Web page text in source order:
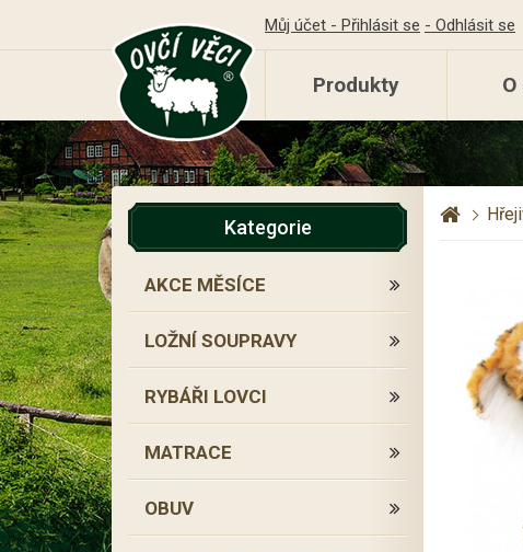
Můj účet - Přihlásit se - Odhlásit se
Produkty
Kategorie
AKCE MĚSÍCE
LOŽNÍ SOUPRAVY
RYBÁŘI LOVCI
MATRACE
OBUV